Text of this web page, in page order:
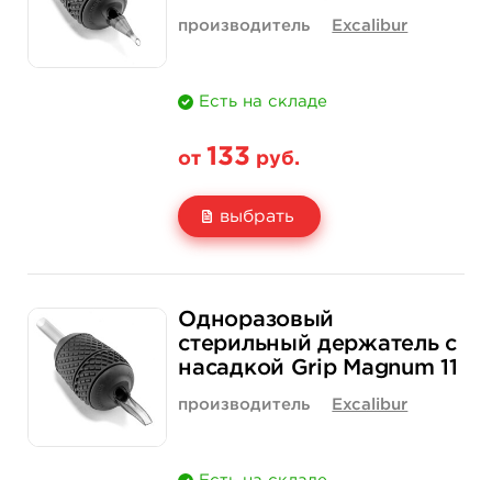
производитель Excalibur
Есть на складе
от 133 руб.
выбрать
Цена
Количество купить купить
Одноразовый
стерильный держатель с
насадкой Grip Magnum 11
производитель Excalibur